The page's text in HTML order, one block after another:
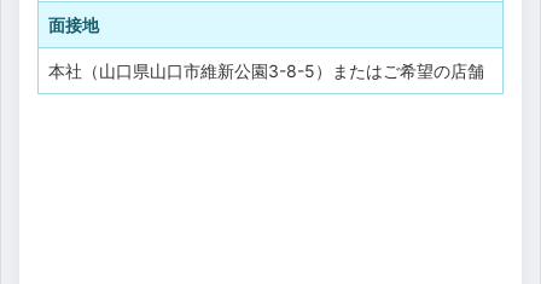
面接地
本社（山口県山口市維新公園3-8-5）またはご希望の店舗